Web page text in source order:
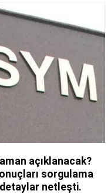
açıklanacak?
sorgulama
netleşti.